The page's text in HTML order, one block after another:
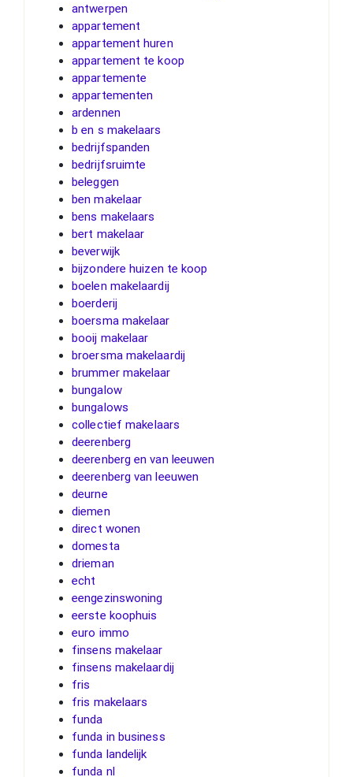
antwerpen
appartement
appartement huren
appartement te koop
appartemente
appartementen
ardennen
b en s makelaars
bedrijfspanden
bedrijfsruimte
beleggen
ben makelaar
bens makelaars
bert makelaar
beverwijk
bijzondere huizen te koop
boelen makelaardij
boerderij
boersma makelaar
booij makelaar
broersma makelaardij
brummer makelaar
bungalow
bungalows
collectief makelaars
deerenberg
deerenberg en van leeuwen
deerenberg van leeuwen
deurne
diemen
direct wonen
domesta
drieman
echt
eengezinswoning
eerste koophuis
euro immo
finsens makelaar
finsens makelaardij
fris
fris makelaars
funda
funda in business
funda landelijk
funda nl